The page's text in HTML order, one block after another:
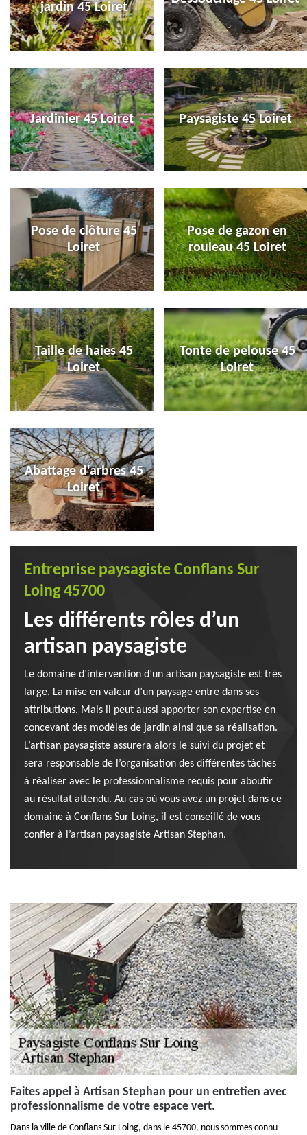
jardin 45 Loiret
Jardinier 45 Loiret Paysagiste 45 Loiret
Pose de clôture 45
Loiret
Pose de gazon en
rouleau 45 Loiret
Taille de haies 45
Loiret
Tonte de pelouse 45
Loiret
Abattage d'arbres 45
Loiret
Entreprise paysagiste Conflans Sur
Loing 45700
Les différents rôles d’un
artisan paysagiste
Le domaine d’intervention d’un artisan paysagiste est très
large. La mise en valeur d’un paysage entre dans ses
attributions. Mais il peut aussi apporter son expertise en
concevant des modèles de jardin ainsi que sa réalisation.
L’artisan paysagiste assurera alors le suivi du projet et
sera responsable de l’organisation des différentes tâches
à réaliser avec le professionnalisme requis pour aboutir
au résultat attendu. Au cas où vous avez un projet dans ce
domaine à Conflans Sur Loing, il est conseillé de vous
confier à l’artisan paysagiste Artisan Stephan.
Faites appel à Artisan Stephan pour un entretien avec
professionnalisme de votre espace vert.
Dans la ville de Conflans Sur Loing, dans le 45700, nous sommes connu